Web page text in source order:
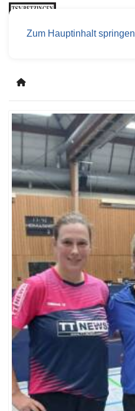
Zum Hauptinhalt springen
Home